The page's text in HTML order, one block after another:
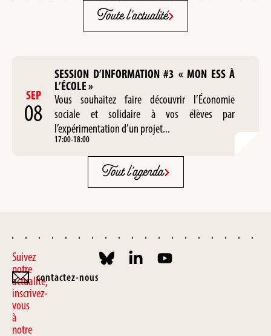
Toute l'actualité
SEP
08
SESSION D’INFORMATION #3 « MON ESS À
L’ÉCOLE »
Vous souhaitez faire découvrir l’Économie
sociale et solidaire à vos élèves par
l’expérimentation d’un projet...
17:00-18:00
Tout l'agenda
Suivez
notre
actualité,
inscrivez-
vous
à
notre
contactez-nous